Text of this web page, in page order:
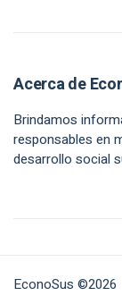
Acerca de
Brindamos
responsables en
desarrollo social
EconoSus ©2026